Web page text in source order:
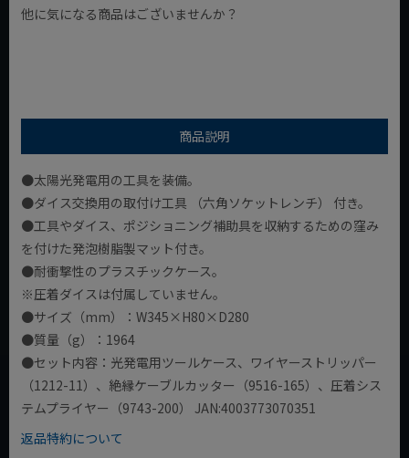
他に気になる商品はございませんか？
商品説明
●太陽光発電用の工具を装備。
●ダイス交換用の取付け工具 （六角ソケットレンチ） 付き。
●工具やダイス、ポジショニング補助具を収納するための窪み
を付けた発泡樹脂製マット付き。
●耐衝撃性のプラスチックケース。
※圧着ダイスは付属していません。
●サイズ（mm）：W345×H80×D280
●質量（g）：1964
●セット内容：光発電用ツールケース、ワイヤーストリッパー
（1212-11）、絶縁ケーブルカッター（9516-165）、圧着シス
テムプライヤー（9743-200） JAN:4003773070351
返品特約について